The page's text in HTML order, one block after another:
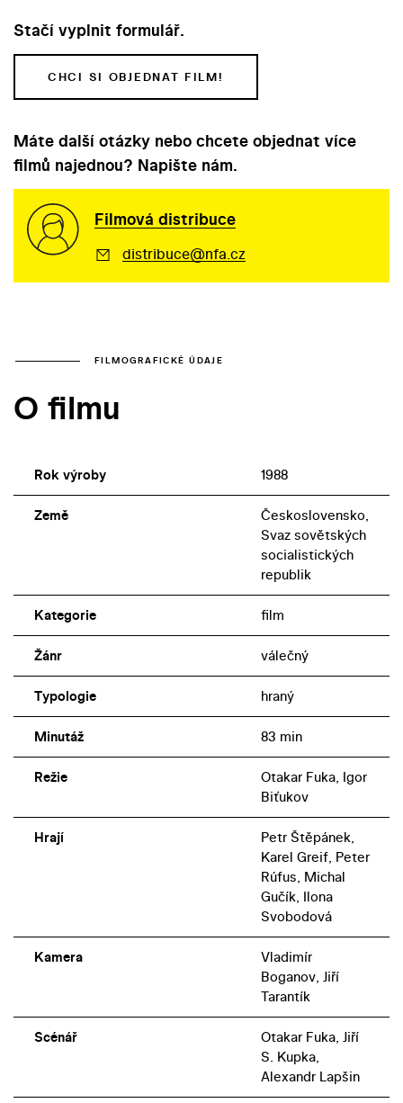
Stačí vyplnit formulář.
CHCI SI OBJEDNAT FILM!
Máte další otázky nebo chcete objednat více
filmů najednou? Napište nám.
Filmová distribuce
distribuce@nfa.cz
FILMOGRAFICKÉ ÚDAJE
O filmu
Rok výroby 1988
Země
Československo,
Svaz sovětských
socialistických
republik
Kategorie film
Žánr válečný
Typologie hraný
Minutáž 83 min
Režie
Otakar Fuka, Igor
Biťukov
Hrají
Petr Štěpánek,
Karel Greif, Peter
Rúfus, Michal
Gučík, Ilona
Svobodová
Kamera
Vladimír
Boganov, Jiří
Tarantík
Scénář
Otakar Fuka, Jiří
S. Kupka,
Alexandr Lapšin